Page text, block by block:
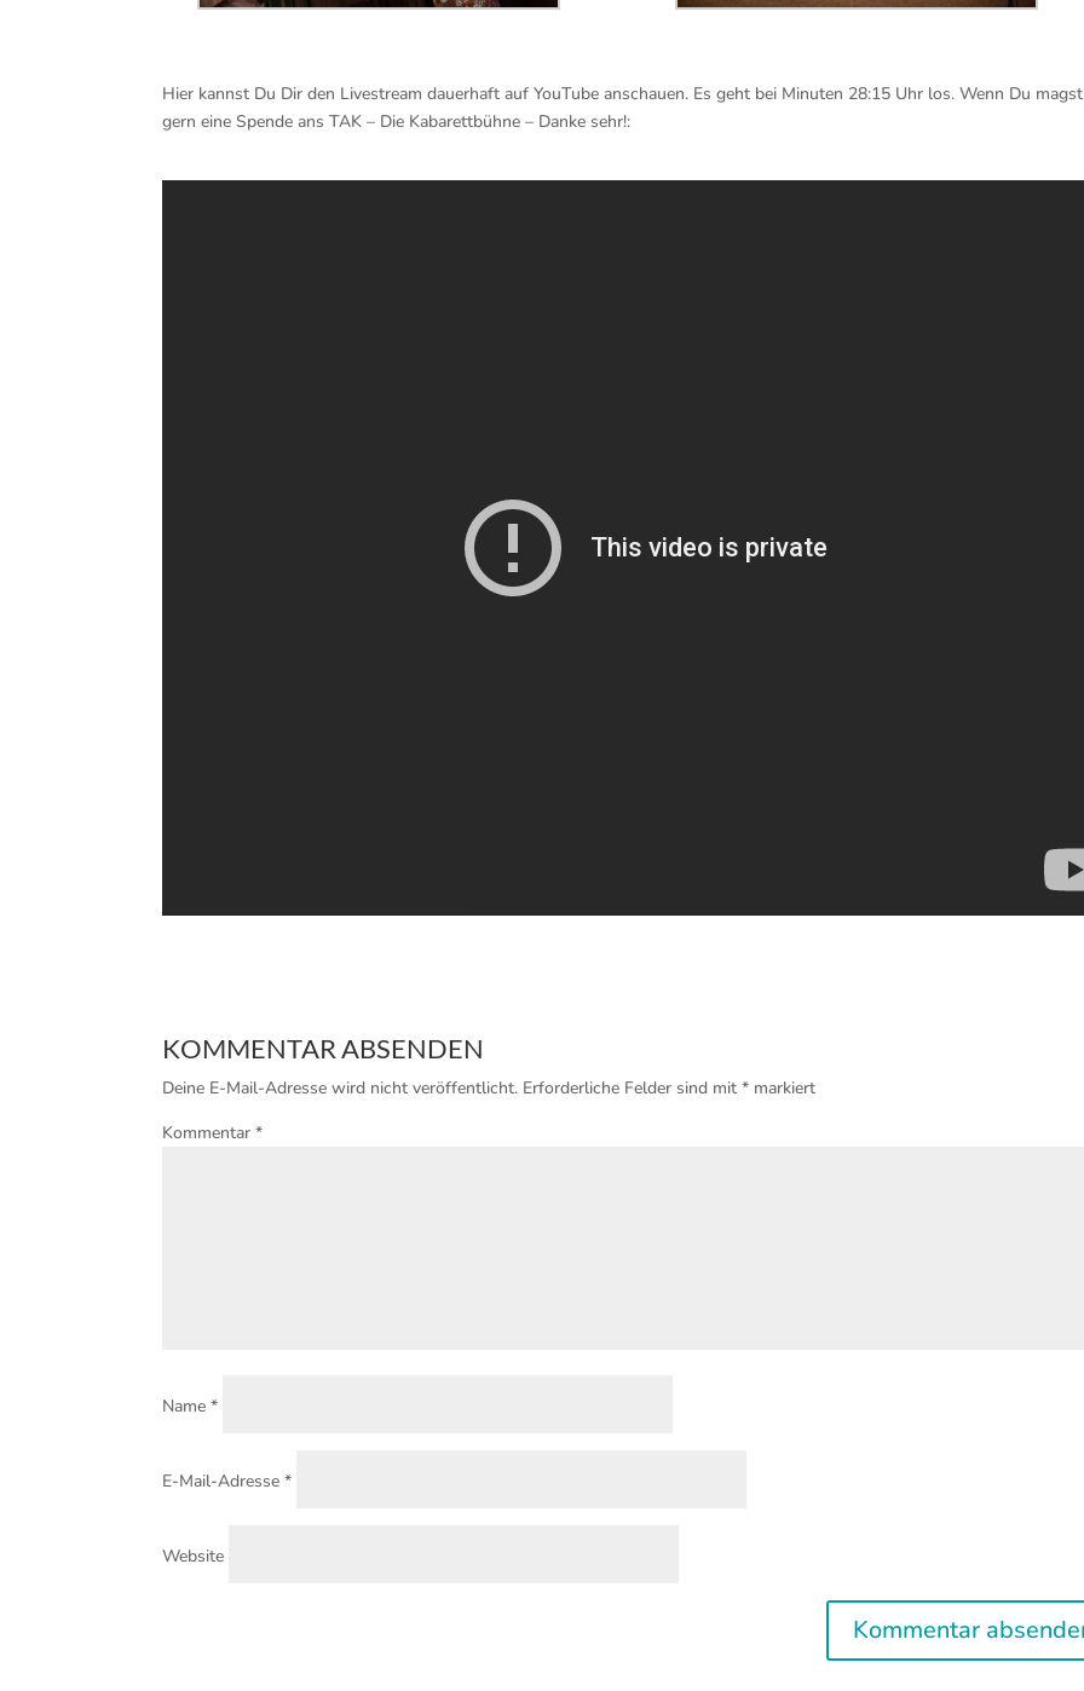
Hier kannst Du Dir den Livestream dauerhaft auf YouTube anschauen. Es geht bei Minuten 28:15 Uhr los. Wenn Du
gern eine Spende ans TAK – Die Kabarettbühne – Danke sehr!:
KOMMENTAR ABSENDEN
Deine E-Mail-Adresse wird nicht veröffentlicht. Erforderliche Felder sind mit* markiert
Kommentar*
Name*
E-Mail-Adresse*
Website